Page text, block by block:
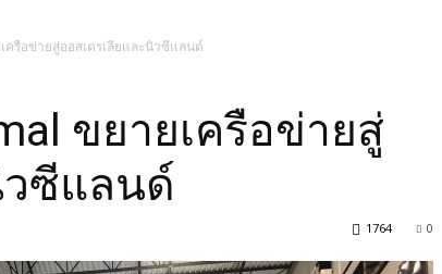
ครือข่ายสู่ออสเตรเลียและนิวซีแลนด์
ขยายเครือข่ายสู่
วซีแลนด์
0
1764